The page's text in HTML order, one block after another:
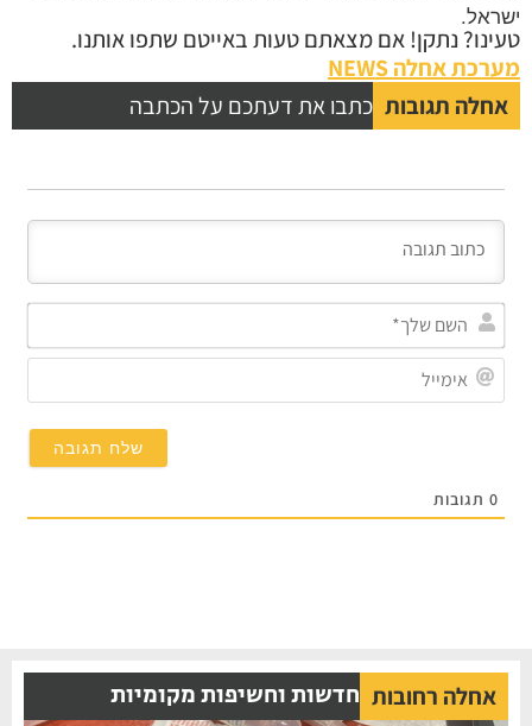
ישראל.
טעינו? נתקן! אם מצאתם טעות באייטם שתפו אותנו.
מערכת אחלה NEWS
אחלה תגובות כתבו את דעתכם על הכתבה
0תגובות
אחלה רחובות חדשות וחשיפות מקומיות